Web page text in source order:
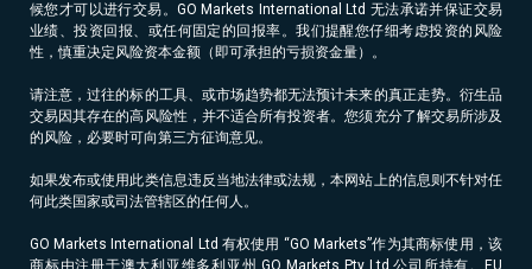
候您才可以进行交易。GO Markets International Ltd 无法承诺并保证交易
业绩、投资回报、或任何固定的回报率。我们提醒您仔细考虑投资的风险
性，慎重决定风险资本金额（即可承担的亏损资金量）。
请注意，过往的标的工具、或市场趋势都无法预计未来的真正走势。衍生品
交易因其存在的高风险性，并不适合所有投资者。您须充分了解交易所涉及
的风险，必要时可向第三方征询意见。
如果发布或使用此类信息违反当地法律或法规，本网站上的信息则不针对任
何此类国家或司法管辖区的任何人。
GO Markets International Ltd 有权使用 “GO Markets”作为其商标使用，该